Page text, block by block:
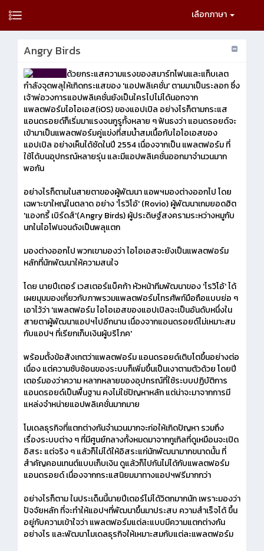
เลือกภาษา
Angry Birds
ด้วยกระแสความแรงของสมาร์ทโฟนและแท็บเลต
กำลังจุดพลุให้เกิดกระแสของ 'แอปพลิเคชั่น' ตามมาเป็นระลอก ซึ่ง
เจ้าพ่อวงการแอปพลิเคชั่นยังเป็นใครไปไม่ได้นอกจาก
แพลตฟอร์มไอโอเอส(iOS) ของแอปเปิล อย่างไรก็ตามกระแส
แอนดรอยด์ก็เริ่มมาแรงจนกูรูทั้งหลาย ๆ ฟันธงว่า แอนดรอยด์จะ
เข้ามาเป็นแพลตฟอร์มคู่แข่งที่สมน้ำสมเนื้อกับไอโอเอสของ
แอปเปิล อย่างเห็นได้ชัดในปี 2554 เนื่องจากเป็น แพลตฟอร์ม ที่
ใช้ได้บนอุปกรณ์หลายรุ่น และมีแอปพลิเคชั่นออกมาจำนวนมาก
พอกัน
อย่างไรก็ตามในสายตาของผู้พัฒนา แอพฯมองต่างออกไป โดย
เฉพาะขาใหญ่ในตลาด อย่าง 'โรวิโอ้' (Rovio) ผู้พัฒนาเกมยอดฮิต
'แองกรี้ เบิร์ดส์'(Angry Birds) ผู้ประดิษฐ์สงครามระหว่างหมูกับ
นกในไอโฟนจนดังเป็นพลุแตก
มองต่างออกไป พวกเขามองว่า ไอโอเอสจะยังเป็นแพลตฟอร์ม
หลักที่นักพัฒนาให้ความสนใจ
โดย นายปีเตอร์ เวสเตอร์แบ็คก้า หัวหน้าทีมพัฒนาของ 'โรวิโอ้' ได้
เผยมุมมองเกี่ยวกับภาพรวมแพลตฟอร์มโทรศัพท์มือถือแบบย่อ ๆ
เอาไว้ว่า 'แพลตฟอร์ม ไอโอเอสของแอปเปิลจะเป็นอันดับหนึ่งใน
สายตาผู้พัฒนาแอปฯไปอีกนาน เนื่องจากแอนดรอยด์ไม่เหมาะสม
กับแอปฯ ที่เรียกเก็บเงินผู้บริโภค'
พร้อมตั้งข้อสังเกตว่าแพลตฟอร์ม แอนดรอยด์เติบโตขึ้นอย่างต่อ
เนื่อง แต่ความซับซ้อนของระบบก็เพิ่มขึ้นเป็นเงาตามตัวด้วย โดยปี
เตอร์มองว่าความ หลากหลายของอุปกรณ์ที่ใช้ระบบปฏิบัติการ
แอนดรอยด์เป็นพื้นฐาน คงไม่ใช่ปัญหาหลัก แต่น่าจะมาจากการมี
แหล่งจำหน่ายแอปพลิเคชั่นมากมาย
โมเดลธุรกิจที่แตกต่างกันจำนวนมากจะก่อให้เกิดปัญหา รวมถึง
เรื่องระบบต่าง ๆ ที่มีศูนย์กลางทั้งหมดมาจากกูเกิลที่ดูเหมือนจะเปิด
อิสระ แต่จริง ๆ แล้วก็ไม่ได้ให้อิสระแก่นักพัฒนามากขนาดนั้น ที่
สำคัญคอนเทนต์แบบเก็บเงิน ดูแล้วก็ไปกันไม่ได้กับแพลตฟอร์ม
แอนดรอยด์ เนื่องจากกระแสนิยมมาทางแอปฯฟรีมากกว่า
อย่างไรก็ตาม ในประเด็นนี้นายปีเตอร์ไม่ได้วิตกมากนัก เพราะมองว่า
ปัจจัยหลัก ที่จะทำให้แอปฯที่พัฒนาขึ้นมาประสบ ความสำเร็จได้ ขึ้น
อยู่กับความเข้าใจว่า แพลตฟอร์มแต่ละแบบมีความแตกต่างกัน
อย่างไร และพัฒนาโมเดลธุรกิจให้เหมาะสมกับแต่ละแพลตฟอร์ม